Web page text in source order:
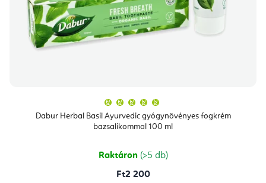
Dabur Herbal Basil Ayurvedic gyógynövényes fogkrém
bazsalikommal 100 ml
átlagos
értékelése
5-
csillag.
Raktáron (>5 db)
Ft2 200